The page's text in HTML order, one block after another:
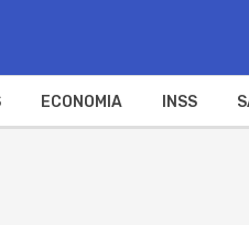
ECONOMIA INSS